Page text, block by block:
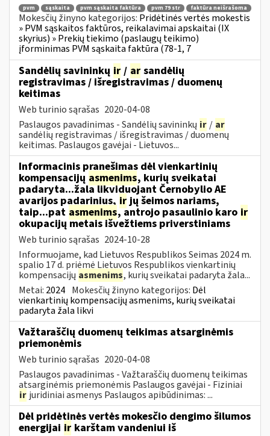
pvm sąskaita pvm sąskaita faktūra pvm 79 str faktūra neišrašoma
Mokesčių žinyno kategorijos: Pridėtinės vertės mokestis
» PVM sąskaitos faktūros, reikalavimai apskaitai (IX
skyrius) » Prekių tiekimo (paslaugų teikimo)
įforminimas PVM sąskaita faktūra (78-1, 7
Sandėlių savininkų ir / ar sandėlių
registravimas / išregistravimas / duomenų
keitimas
Web turinio sąrašas 2020-04-08
Paslaugos pavadinimas - Sandėlių savininkų ir / ar
sandėlių registravimas / išregistravimas / duomenų
keitimas. Paslaugos gavėjai - Lietuvos...
Informacinis pranešimas dėl vienkartinių
kompensacijų asmenims, kurių sveikatai
padaryta...žala likviduojant Černobylio AE
avarijos padarinius, irjų šeimos nariams,
taip...pat asmenims, antrojo pasaulinio karo ir
okupacijų metais išvežtiems priverstiniams
Web turinio sąrašas 2024-10-28
Informuojame, kad Lietuvos Respublikos Seimas 2024 m.
spalio 17 d. priėmė Lietuvos Respublikos vienkartinių
kompensacijų asmenims, kurių sveikatai padaryta žala...
Metai: 2024 Mokesčių žinyno kategorijos: Dėl
vienkartinių kompensacijų asmenims, kurių sveikatai
padaryta žala likvi
Važtaraščių duomenų teikimas atsarginėmis
priemonėmis
Web turinio sąrašas 2020-04-08
Paslaugos pavadinimas - Važtaraščių duomenų teikimas
atsarginėmis priemonėmis Paslaugos gavėjai - Fiziniai
ir juridiniai asmenys Paslaugos apibūdinimas: ...
Dėl pridėtinės vertės mokesčio dengimo šilumos
energijai ir karštam vandeniui iš